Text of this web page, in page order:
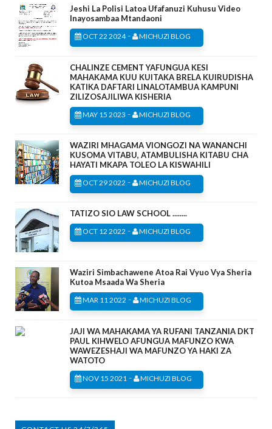
Jeshi La Polisi Latoa Ufafanuzi Kuhusu Video
Inayosambaa Mtandaoni
OCT 22 2024- MICHUZI BLOG
CHALINZE CEMENT YAFUNGUA KESI
MAHAKAMA KUU KUITAKA BRELA KUIRUDISHA
KATIKA DAFTARI LINALOTAMBUA KAMPUNI
ZILIZOSAJILIWA KISHERIA
MAY 15 2023 - MICHUZI BLOG
WAZIRI MHAGAMA VIONGOZI NA WANANCHI
KUSOMA VITABU, ATAMBULISHA KITABU CHA
HAYATI MKAPA TOLEO LA KISWAHILI
OCT 29 2022 - MICHUZI BLOG
TATIZO SIO LAW SCHOOL ........
OCT 12 2022 - MICHUZI BLOG
Waziri Simbachawene Atoa Rai Vyuo Vya Sheria
Kutoa Msaada Wa Sheria
MAR 11 2022 - MICHUZI BLOG
JAJI WA MAHAKAMA YA RUFANI TANZANIA DKT
PAUL KIHWELO AFUNGUA MAFUNZO KWA
WAWEZESHAJI WA MAFUNZO YA HAKI ZA
WATOTO
NOV 15 2021 - MICHUZI BLOG